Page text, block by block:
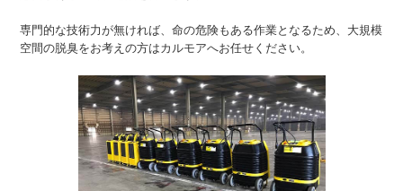
専門的な技術力が無ければ、命の危険もある作業となるため、大規模
空間の脱臭をお考えの方はカルモアへお任せください。